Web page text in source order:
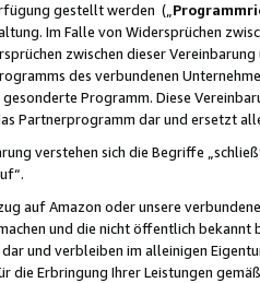
gestellt werden („
Im Falle von Widersprüchen
zwischen dieser
des verbundenen
Programm. Diese
Partnerprogramm dar und ersetzt
verstehen sich die Begriffe
auf Amazon oder unsere
und die nicht öffentlich
dar und verbleiben im alleinigen
die Erbringung Ihrer Leistungen